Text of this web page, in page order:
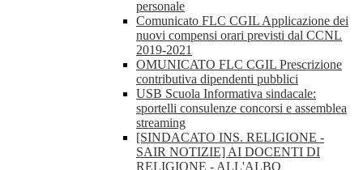
personale
Comunicato FLC CGIL Applicazione dei
nuovi compensi orari previsti dal CCNL
2019-2021
OMUNICATO FLC CGIL Prescrizione
contributiva dipendenti pubblici
USB Scuola Informativa sindacale:
sportelli consulenze concorsi e assemblea
streaming
[SINDACATO INS. RELIGIONE -
SAIR NOTIZIE] AI DOCENTI DI
RELIGIONE - ALL'ALBO